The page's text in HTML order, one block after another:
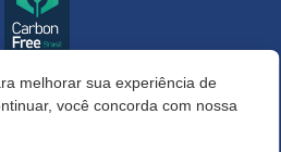
melhorar sua experiência de
você concorda com nossa